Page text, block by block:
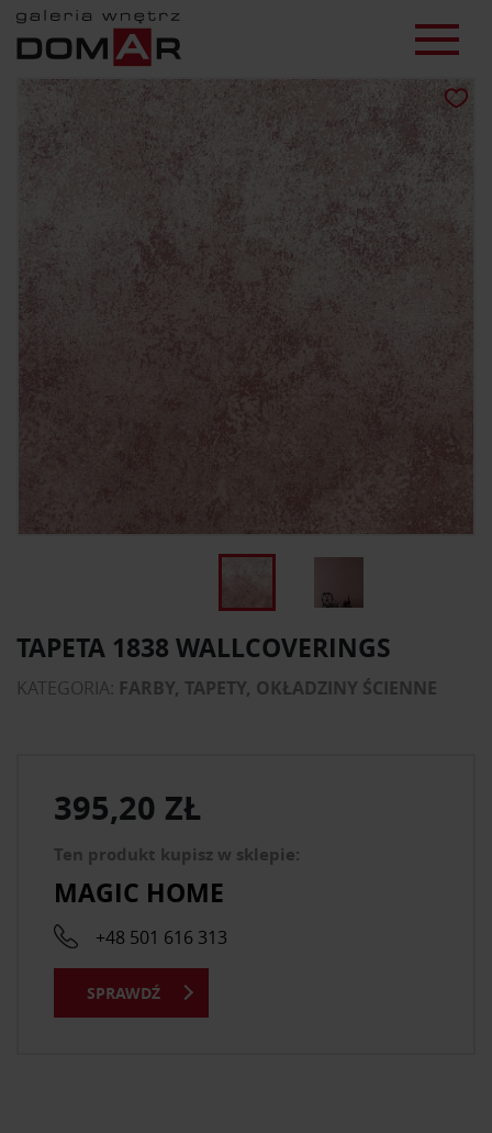
TAPETA 1838 WALLCOVERINGS
KATEGORIA: FARBY, TAPETY, OKŁADZINY ŚCIENNE
395,20 ZŁ
Ten produkt kupisz w sklepie:
MAGIC HOME
+48 501 616 313
SPRAWDŹ